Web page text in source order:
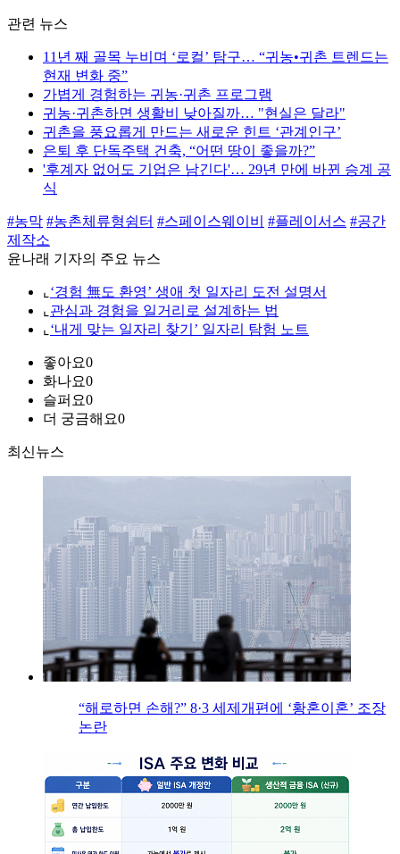
관련 뉴스
11년 째 골목 누비며 ‘로컬’ 탐구… “귀농•귀촌 트렌드는
현재 변화 중”
가볍게 경험하는 귀농·귀촌 프로그램
귀농·귀촌하면 생활비 낮아질까… "현실은 달라"
귀촌을 풍요롭게 만드는 새로운 힌트 ‘관계인구’
은퇴 후 단독주택 건축, “어떤 땅이 좋을까?”
'후계자 없어도 기업은 남긴다'… 29년 만에 바뀐 승계 공
식
#농막 #농촌체류형쉼터 #스페이스웨이비 #플레이서스 #공간
제작소
윤나래 기자의 주요 뉴스
⌞ ‘경험 無도 환영’ 생애 첫 일자리 도전 설명서
⌞ 관심과 경험을 일거리로 설계하는 법
⌞ ‘내게 맞는 일자리 찾기’ 일자리 탐험 노트
좋아요0
화나요0
슬퍼요0
더 궁금해요0
최신뉴스
“해로하면 손해?” 8·3 세제개편에 ‘황혼이혼’ 조장
논란